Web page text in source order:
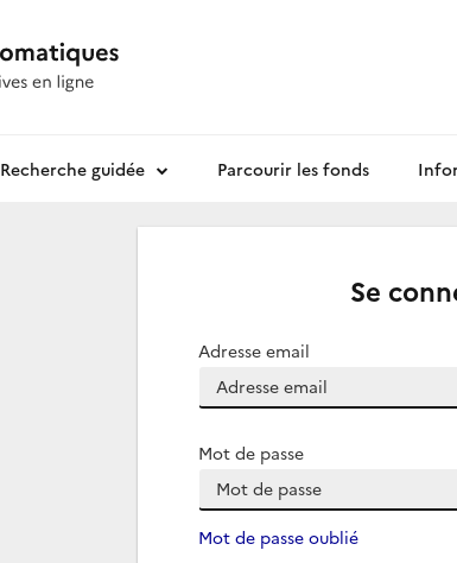
Recherche guidée Parcourir les fonds
Se
Adresse email
Mot de passe
Mot de passe oublié